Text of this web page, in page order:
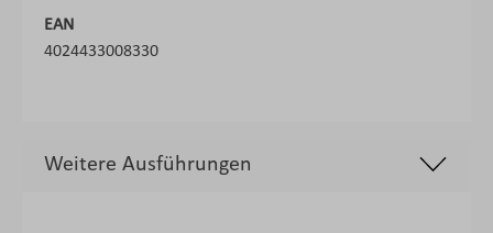
EAN
4024433008330
Weitere Ausführungen